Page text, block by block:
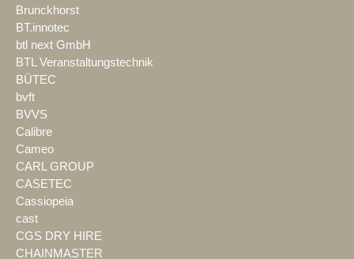
Brunckhorst
BT.innotec
btl next GmbH
BTL Veranstaltungstechnik
BÜTEC
bvft
BVVS
Calibre
Cameo
CARL GROUP
CASETEC
Cassiopeia
cast
CGS DRY HIRE
CHAINMASTER